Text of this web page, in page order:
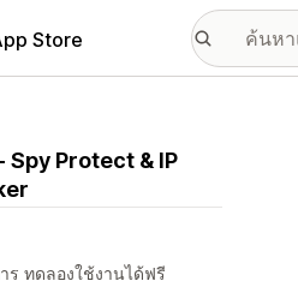
Store
Spy Protect & IP
ร ทดลองใช้งานได้ฟรี